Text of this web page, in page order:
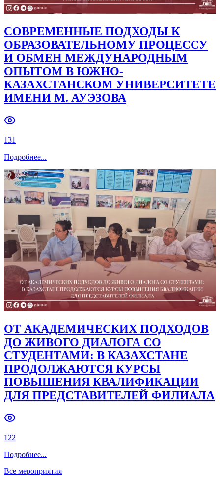
СОВРЕМЕННЫЕ ПОДХОДЫ К
ОБРАЗОВАТЕЛЬНОМУ ПРОЦЕССУ
И ОБМЕН МЕЖДУНАРОДНЫМ
ОПЫТОМ В ЮЖНО-
КАЗАХСТАНСКОМ УНИВЕРСИТЕТЕ
ИМЕНИ М. АУЭЗОВА
131
Подробнее...
ОТ АКАДЕМИЧЕСКИХ ПОДХОДОВ
ДО ЖИВОГО ДИАЛОГА СО
СТУДЕНТАМИ: В КАЗАХСТАНЕ
ПРОДОЛЖАЮТСЯ КУРСЫ
ПОВЫШЕНИЯ КВАЛИФИКАЦИИ
ДЛЯ ПРЕДСТАВИТЕЛЕЙ ФИЛИАЛА
122
Подробнее...
Все мероприятия